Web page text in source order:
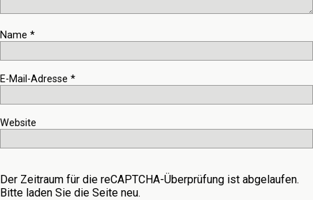
Name *
E-Mail-Adresse *
Website
Der Zeitraum für die reCAPTCHA-Überprüfung ist abgelaufen.
Bitte laden Sie die Seite neu.